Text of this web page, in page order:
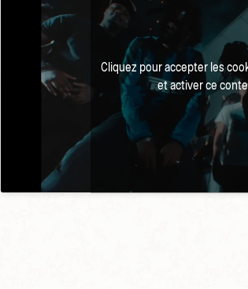
Cliquez pour accepter les
et activer ce